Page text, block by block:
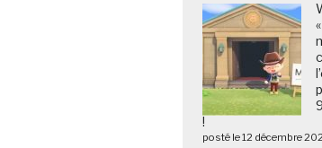
!
posté le 12 décembre